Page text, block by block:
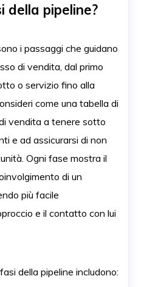
della pipeline?
i passaggi che guidano
di vendita, dal primo
o servizio fino alla
come una tabella di
vendita a tenere sotto
e ad assicurarsi di non
Ogni fase mostra il
di un
più facile
e il contatto con lui
della pipeline includono: